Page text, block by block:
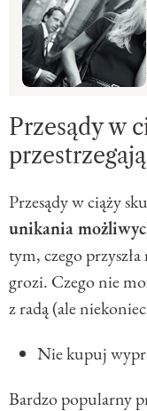
Przesądy w
Przesądy w ciąży
unikania
tym, czego
grozi. Czego nie
z radą (ale
Nie kupuj
Bardzo popularny